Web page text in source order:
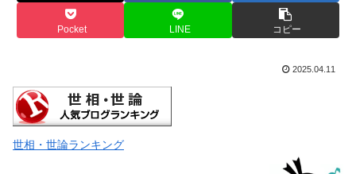
Pocket LINE コピー
2025.04.11
世相・世論ランキング